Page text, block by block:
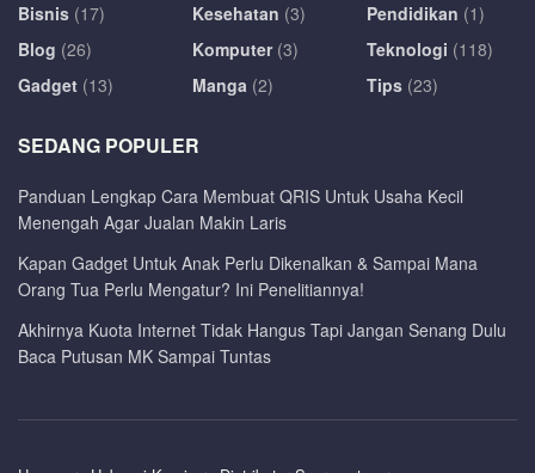
Bisnis (17)
Blog (26)
Gadget (13)
Kesehatan (3)
Komputer(3)
Manga (2)
Pendidikan (1)
Teknologi (118)
Tips (23)
SEDANG POPULER
Panduan Lengkap Cara Membuat QRIS Untuk Usaha Kecil
Menengah Agar Jualan Makin Laris
Kapan Gadget Untuk Anak Perlu Dikenalkan & Sampai Mana
Orang Tua Perlu Mengatur? Ini Penelitiannya!
Akhirnya Kuota Internet Tidak Hangus Tapi Jangan Senang Dulu
Baca Putusan MK Sampai Tuntas